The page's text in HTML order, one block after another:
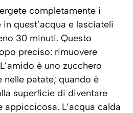
completamente i
quest’acqua e lasciateli
30 minuti. Questo
preciso: rimuovere
L’amido è uno zucchero
nelle patate; quando è
superficie di diventare
appiccicosa. L’acqua calda